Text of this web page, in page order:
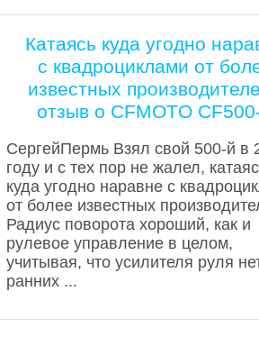
Катаясь куда угодно
с квадроциклами от
известных
отзыв о CFMOTO
СергейПермь Взял свой 500-й в
году и с тех пор не жалел,
куда угодно наравне с
от более известных
Радиус поворота хороший, как и
рулевое управление в целом,
учитывая, что усилителя руля
ранних ...